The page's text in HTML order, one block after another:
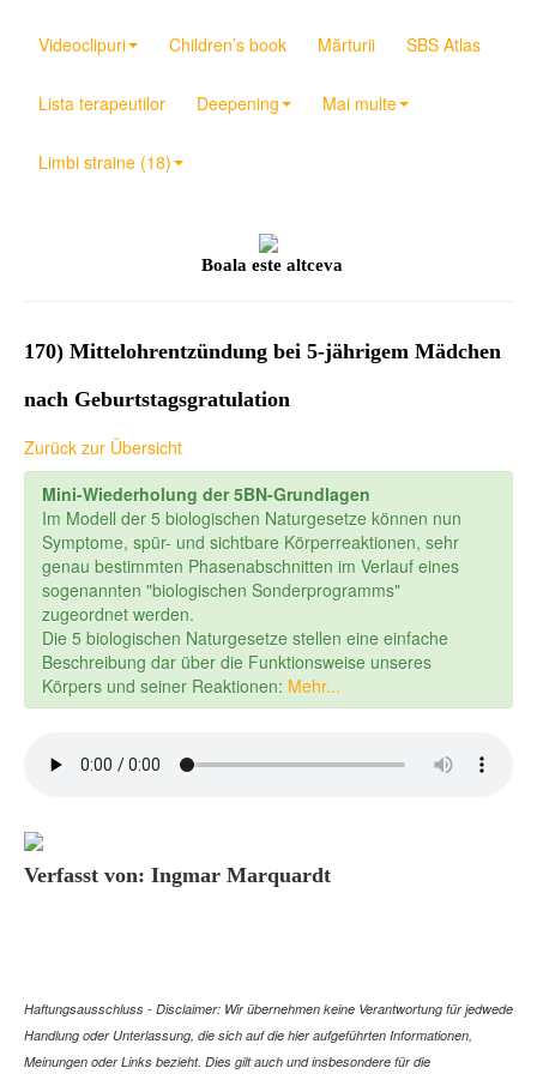
Videoclipuri Children’s book Mărturii SBS Atlas
Lista terapeutilor Deepening Mai multe
Limbi straine (18)
Boala este altceva
170) Mittelohrentzündung bei 5-jährigem Mädchen
nach Geburtstagsgratulation
Zurück zur Übersicht
Mini-Wiederholung der 5BN-Grundlagen
Im Modell der 5 biologischen Naturgesetze können nun
Symptome, spür- und sichtbare Körperreaktionen, sehr
genau bestimmten Phasenabschnitten im Verlauf eines
sogenannten "biologischen Sonderprogramms"
zugeordnet werden.
Die 5 biologischen Naturgesetze stellen eine einfache
Beschreibung dar über die Funktionsweise unseres
Körpers und seiner Reaktionen: Mehr...
Verfasst von: Ingmar Marquardt
Haftungsausschluss - Disclaimer: Wir übernehmen keine Verantwortung für jedwede
Handlung oder Unterlassung, die sich auf die hier aufgeführten Informationen,
Meinungen oder Links bezieht. Dies gilt auch und insbesondere für die